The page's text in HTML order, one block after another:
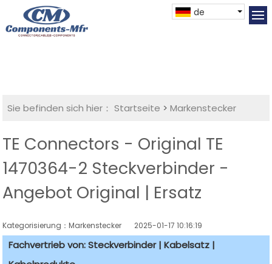
de
Sie befinden sich hier： Startseite >Markenstecker
TE Connectors - Original TE
1470364-2 Steckverbinder -
Angebot Original | Ersatz
Kategorisierung：Markenstecker 2025-01-17 10:16:19
Fachvertrieb von: Steckverbinder | Kabelsatz |